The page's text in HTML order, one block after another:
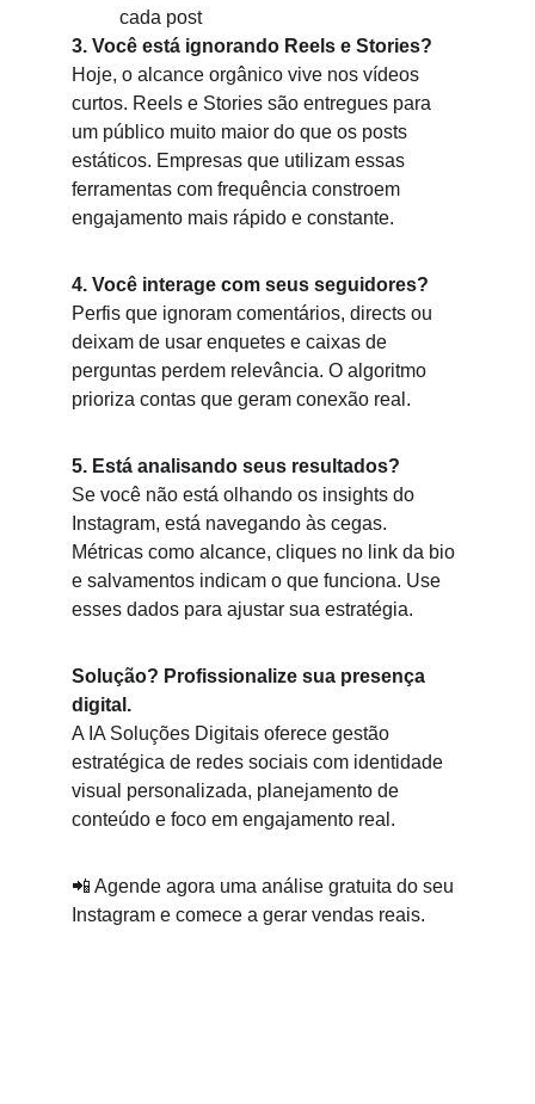
cada post
3. Você está ignorando Reels e Stories?
Hoje, o alcance orgânico vive nos vídeos
curtos. Reels e Stories são entregues para
um público muito maior do que os posts
estáticos. Empresas que utilizam essas
ferramentas com frequência constroem
engajamento mais rápido e constante.
4. Você interage com seus seguidores?
Perfis que ignoram comentários, directs ou
deixam de usar enquetes e caixas de
perguntas perdem relevância. O algoritmo
prioriza contas que geram conexão real.
5. Está analisando seus resultados?
Se você não está olhando os insights do
Instagram, está navegando às cegas.
Métricas como alcance, cliques no link da bio
e salvamentos indicam o que funciona. Use
esses dados para ajustar sua estratégia.
Solução? Profissionalize sua presença
digital.
A IA Soluções Digitais oferece gestão
estratégica de redes sociais com identidade
visual personalizada, planejamento de
conteúdo e foco em engajamento real.
📲 Agende agora uma análise gratuita do seu
Instagram e comece a gerar vendas reais.